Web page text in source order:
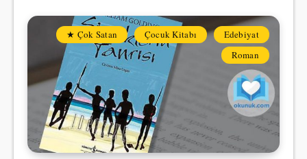
★ Çok Satan Çocuk Kitabı
Edebiyat
Roman